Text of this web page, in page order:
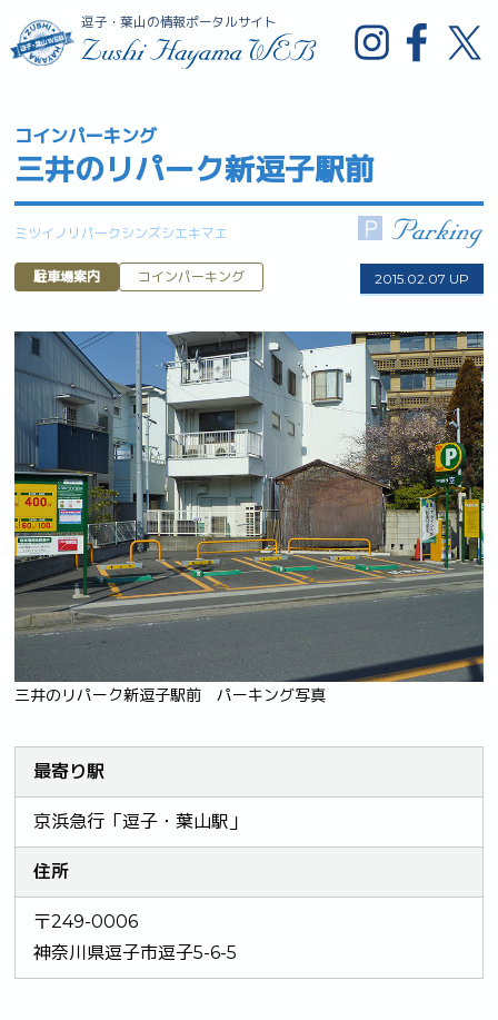
逗子・葉山の情報ポータルサイト
コインパーキング
三井のリパーク新逗子駅前
ミツイノリパークシンズシエキマエ
駐車場案内 コインパーキング 2015.02.07 UP
三井のリパーク新逗子駅前 パーキング写真
最寄り駅
京浜急行「逗子・葉山駅」
住所
〒249-0006
神奈川県逗子市逗子5-6-5